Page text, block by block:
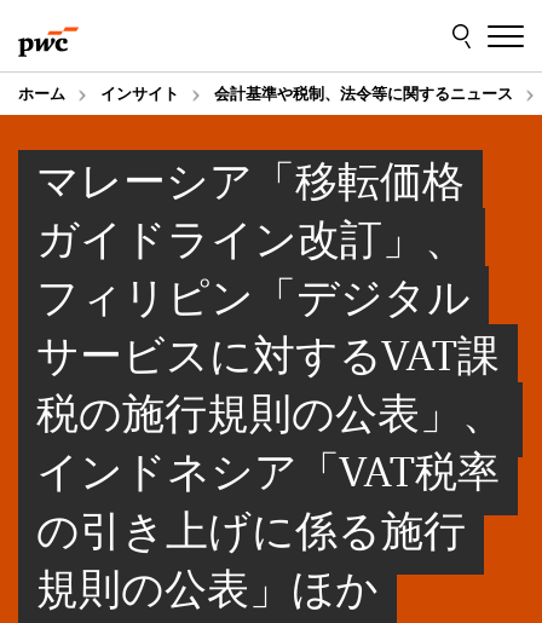
to
content
to
footer
ホーム インサイト 会計基準や税制、法令等に関するニュース
マレーシア「移転価格
ガイドライン改訂」、
フィリピン「デジタル
サービスに対するVAT課
税の施行規則の公表」、
インドネシア「VAT税率
の引き上げに係る施行
規則の公表」ほか